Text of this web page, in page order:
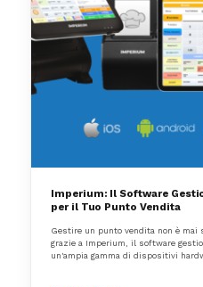
Imperium: Il Software
per il Tuo Punto Vendita
Gestire un punto vendita non è mai
grazie a Imperium, il software
un'ampia gamma di dispositivi